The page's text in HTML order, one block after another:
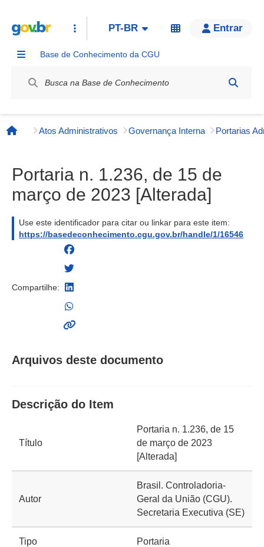
PT-BR Entrar
Base de Conhecimento da CGU
Página inicial
Atos Administrativos Governança Interna
Portaria n. 1.236, de 15 de
março de 2023 [Alterada]
Use este identificador para citar ou linkar para este item:
https://basedeconhecimento.cgu.gov.br/handle/1/16546
Compartilhe:
Arquivos deste documento
Descrição do Item
Título
Portaria n. 1.236, de 15
de março de 2023
[Alterada]
Autor
Brasil. Controladoria-
Geral da União (CGU).
Secretaria Executiva (SE)
Tipo Portaria